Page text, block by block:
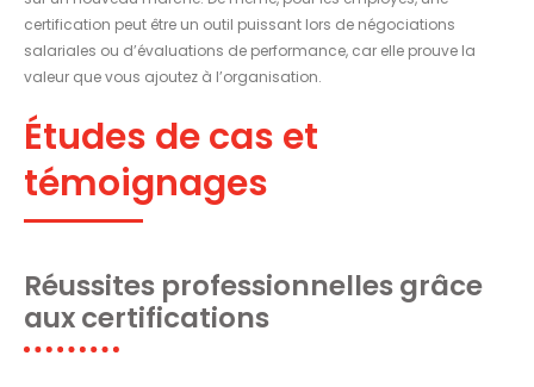
certification peut être un outil puissant lors de négociations
salariales ou d’évaluations de performance, car elle prouve la
valeur que vous ajoutez à l’organisation.
Études de cas et
témoignages
Réussites professionnelles grâce
aux certifications